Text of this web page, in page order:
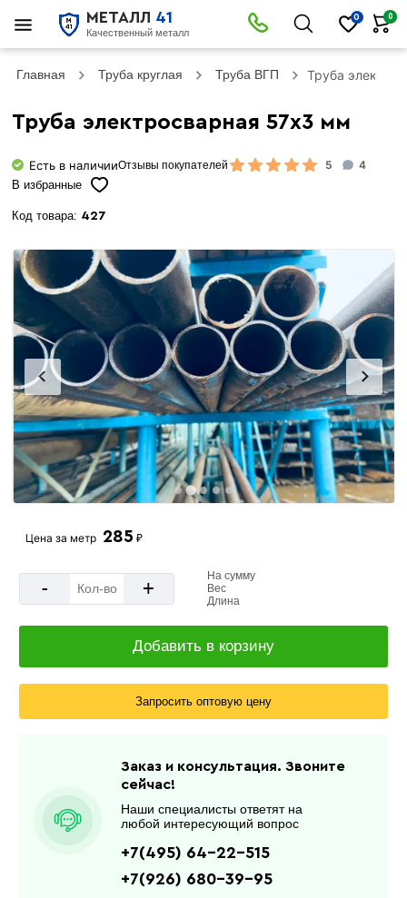
МЕТАЛЛ 41
Качественный металл
0 0
Главная Труба круглая Труба ВГП Труба
Труба электросварная 57х3 мм
Есть в наличииОтзывы покупателей 5 4
В избранные
Код товара: 427
Цена за метр 285 ₽
- +
На сумму
Вес
Длина
Добавить в корзину
Запросить оптовую цену
Заказ и консультация. Звоните
сейчас!
Наши специалисты ответят на
любой интересующий вопрос
+7(495) 64-22-515
+7(926) 680-39-95